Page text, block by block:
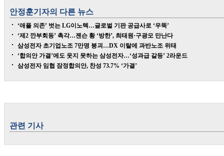
안정훈기자의 다른 뉴스
‘애플 의존’ 벗는 LG이노텍…글로벌 기판 공급사로 ‘우뚝’
‘제2 깐부회동’ 촉각…젠슨 황 ‘방한’, 최태원·구광모 만난다
삼성전자 초기업노조 7만명 붕괴…DX 이탈에 과반노조 위태
‘합의안 가결’에도 웃지 못하는 삼성전자…‘성과급 갈등’ 2라운드
삼성전자 임협 잠정합의안, 찬성 73.7% ‘가결’
관련 기사